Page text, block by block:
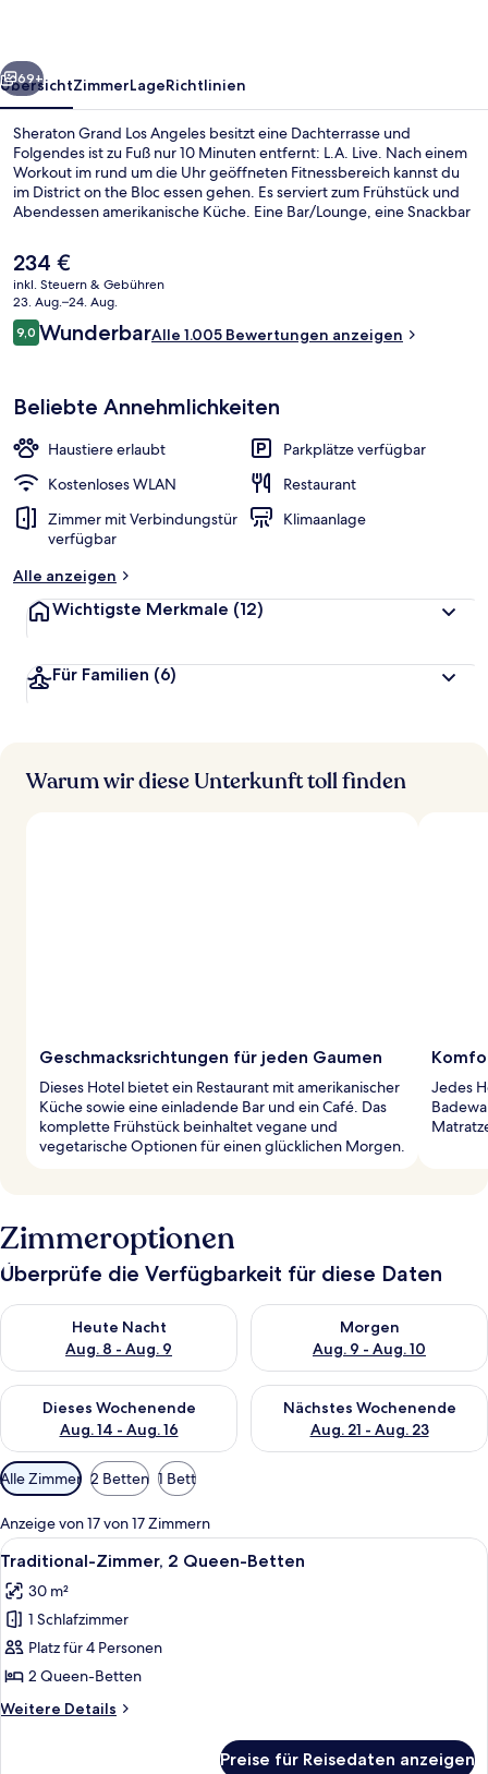
Weiter
69+
ÜbersichtZimmerLageRichtlinien
Sheraton Grand Los Angeles besitzt eine Dachterrasse und
Folgendes ist zu Fuß nur 10 Minuten entfernt: L.A. Live. Nach einem
Workout im rund um die Uhr geöffneten Fitnessbereich kannst du
im District on the Bloc essen gehen. Es serviert zum Frühstück und
Abendessen amerikanische Küche. Eine Bar/Lounge, eine Snackbar
lieben das hilfsbereite Personal und die Lage. Die Unterkunft ist nur
einen kurzen Fußmarsch von den öffentlichen Verkehrsmitteln
entfernt: Bis zur U-Bahn sind es wenige Schritte (Station 7th Street -
Metro Center) bzw. 11 Minuten (Station Pershing Square).
Der
aktuelle
Preis
beträgt
234 €.
234 €
inkl. Steuern & Gebühren
23. Aug.–24. Aug.
Bewertungen
9,09,0 von 10.
WunderbarAlle 1.005 Bewertungen anzeigen
Beliebte Annehmlichkeiten
Haustiere erlaubt
Parkplätze verfügbar
Kostenloses WLAN
Restaurant
Zimmer mit Verbindungstür
verfügbar
Klimaanlage
Alle anzeigen
Wichtigste Merkmale (12)
Für Familien (6)
Warum wir diese Unterkunft toll finden
Geschmacksrichtungen für jeden Gaumen
Dieses Hotel bietet ein Restaurant mit amerikanischer
Küche sowie eine einladende Bar und ein Café. Das
komplette Frühstück beinhaltet vegane und
vegetarische Optionen für einen glücklichen Morgen.
Jedes
Zimmeroptionen
Überprüfe die Verfügbarkeit für diese Daten
Heute Nacht
Aug. 8 - Aug. 9
Überprüfe die Verfügbarkeit für heute Nacht, Aug. 8 - Aug. 9.
Morgen
Aug. 9 - Aug. 10
Überprüfe die Verfügbarkeit
Dieses Wochenende
Aug. 14 - Aug. 16
Überprüfe die Verfügbarkeit für dieses Wochenende, Aug. 14
Nächstes Wochenende
Aug. 21 - Aug. 23
Überprüfe die Verfügbarkeit
Verfügbare
Filter
für
Zimmer
Alle Zimmer 2 Betten 1 Bett
Anzeige von 17 von 17 Zimmern
Alle
Fotos
für
Traditional-
Zimmer,
2 Queen-
Betten
anzeigen
Ein Hotelzimmer mit Bett,
3
Traditional-Zimmer, 2 Queen-Betten
30 m²
1 Schlafzimmer
Platz für 4 Personen
2 Queen-Betten
Weitere Details
Weitere
Preise für Reisedaten anzeigen